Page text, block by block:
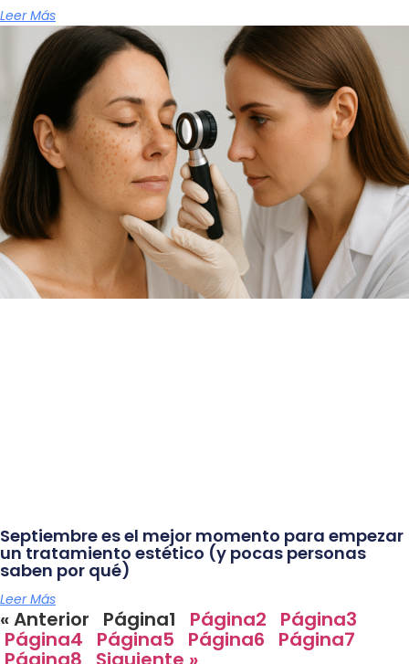
Leer Más
Septiembre es el mejor momento para empezar
un tratamiento estético (y pocas personas
saben por qué)
Leer Más
« Anterior Página1 Página2 Página3
Página4 Página5 Página6 Página7